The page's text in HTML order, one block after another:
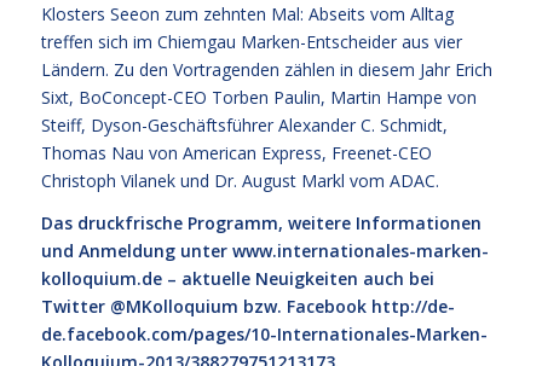
Klosters Seeon zum zehnten Mal: Abseits vom Alltag
treffen sich im Chiemgau Marken-Entscheider aus vier
Ländern. Zu den Vortragenden zählen in diesem Jahr Erich
Sixt, BoConcept-CEO Torben Paulin, Martin Hampe von
Steiff, Dyson-Geschäftsführer Alexander C. Schmidt,
Thomas Nau von American Express, Freenet-CEO
Christoph Vilanek und Dr. August Markl vom ADAC.
Das druckfrische Programm, weitere Informationen
und Anmeldung unter www.internationales-marken-
kolloquium.de– aktuelle Neuigkeiten auch bei
Twitter @MKolloquium bzw. Facebook http://de-
de.facebook.com/pages/10-Internationales-Marken-